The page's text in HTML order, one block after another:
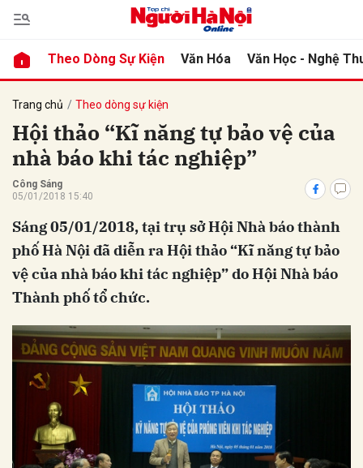
Theo Dòng Sự Kiện Văn Hóa Văn Học - Nghệ
Trang chủ Theo dòng sự kiện
Hội thảo “Kĩ năng tự bảo vệ của
nhà báo khi tác nghiệp”
Công Sáng
05/01/2018 15:40
Sáng 05/01/2018, tại trụ sở Hội Nhà báo thành
phố Hà Nội đã diễn ra Hội thảo “Kĩ năng tự bảo
vệ của nhà báo khi tác nghiệp” do Hội Nhà báo
Thành phố tổ chức.
luận
Hủy